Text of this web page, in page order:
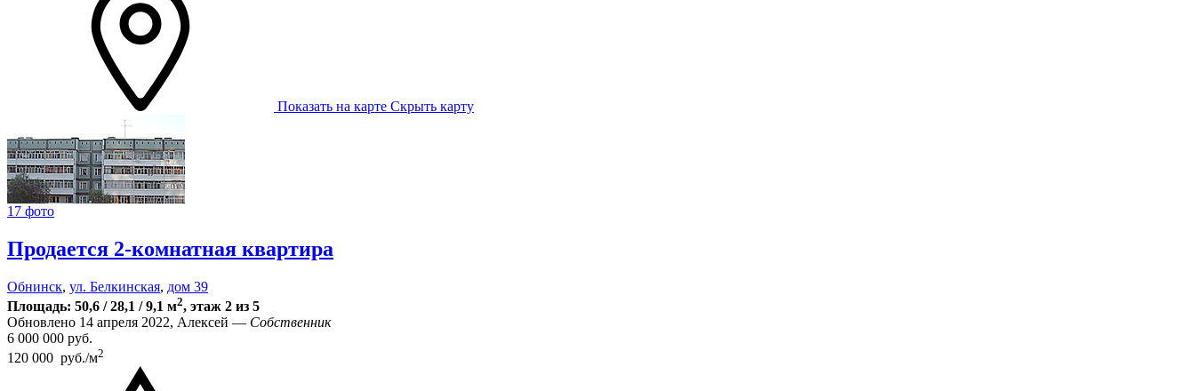
Показать на карте Скрыть карту
17 фото
Продается 2-комнатная квартира
Обнинск, ул. Белкинская, дом 39
Площадь: 50,6 / 28,1 / 9,1 м2, этаж 2 из 5
Обновлено 14 апреля 2022, Алексей — Собственник
6 000 000 руб.
120 000 руб./м2